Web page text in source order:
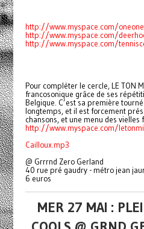
http://www.myspace.com/
http://www.myspace.com/
http://www.myspace.com/
Pour compléter le cercle, LE TON
francosonique grâce de ses
Belgique. C’est sa première
longtemps, et il est forcement
chansons, et une menu des vielles
http://www.myspace.com/
Cailloux.mp3
@ Grrrnd Zero Gerland
40 rue pré gaudry - métro jean
6 euros
MER 27 MAI :